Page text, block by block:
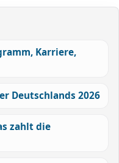
Karriere,
Deutschlands 2026
zahlt die